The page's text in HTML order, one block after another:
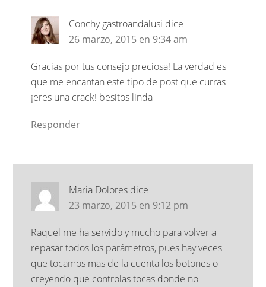
Conchy gastroandalusi dice
26 marzo, 2015 en 9:34 am
Gracias por tus consejo preciosa! La verdad es
que me encantan este tipo de post que curras
¡eres una crack! besitos linda
Responder
Maria Dolores dice
23 marzo, 2015 en 9:12 pm
Raquel me ha servido y mucho para volver a
repasar todos los parámetros, pues hay veces
que tocamos mas de la cuenta los botones o
creyendo que controlas tocas donde no